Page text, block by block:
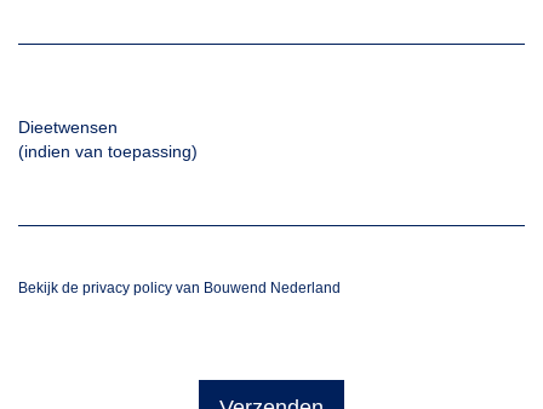
Dieetwensen
(indien van toepassing)
Bekijk de privacy policy van Bouwend Nederland